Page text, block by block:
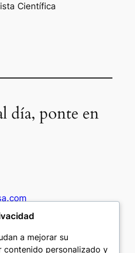
Científica
día, ponte en
a mejorar su
contenido personalizado y